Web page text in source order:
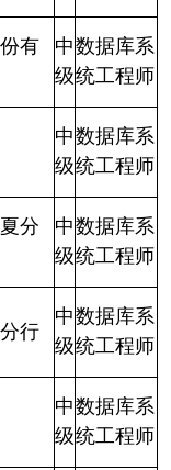
有
中
级
数据库系
统工程师
中
级
数据库系
统工程师
分
中
级
数据库系
统工程师
行
中
级
数据库系
统工程师
中
级
数据库系
统工程师